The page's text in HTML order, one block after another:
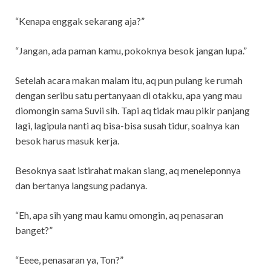
“Kenapa enggak sekarang aja?”
“Jangan, ada paman kamu, pokoknya besok jangan lupa.”
Setelah acara makan malam itu, aq pun pulang ke rumah
dengan seribu satu pertanyaan di otakku, apa yang mau
diomongin sama Suvii sih. Tapi aq tidak mau pikir panjang
lagi, lagipula nanti aq bisa-bisa susah tidur, soalnya kan
besok harus masuk kerja.
Besoknya saat istirahat makan siang, aq meneleponnya
dan bertanya langsung padanya.
“Eh, apa sih yang mau kamu omongin, aq penasaran
banget?”
“Eeee, penasaran ya, Ton?”